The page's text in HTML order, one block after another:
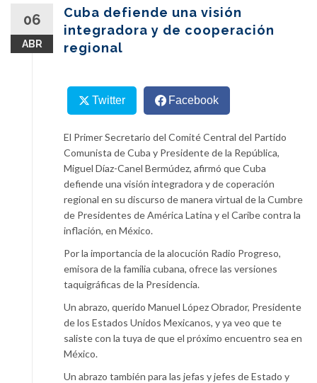
06
ABR
Cuba defiende una visión
integradora y de cooperación
regional
Twitter Facebook
El Primer Secretario del Comité Central del Partido
Comunista de Cuba y Presidente de la República,
Miguel Díaz-Canel Bermúdez, afirmó que Cuba
defiende una visión integradora y de coperación
regional en su discurso de manera virtual de la Cumbre
de Presidentes de América Latina y el Caribe contra la
inflación, en México.
Por la importancia de la alocución Radio Progreso,
emisora de la familia cubana, ofrece las versiones
taquigráficas de la Presidencia.
Un abrazo, querido Manuel López Obrador, Presidente
de los Estados Unidos Mexicanos, y ya veo que te
saliste con la tuya de que el próximo encuentro sea en
México.
Un abrazo también para las jefas y jefes de Estado y